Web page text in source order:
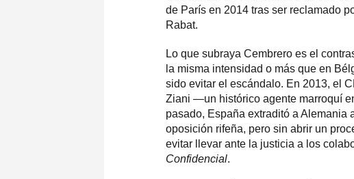
de París en 2014 tras ser reclamado
Rabat.
Lo que subraya Cembrero es el
la misma intensidad o más que en
sido evitar el escándalo. En 2013, el
Ziani —un histórico agente marroquí
pasado, España extraditó a Alemania
oposición rifeña, pero sin abrir un
evitar llevar ante la justicia a los
Confidencial.